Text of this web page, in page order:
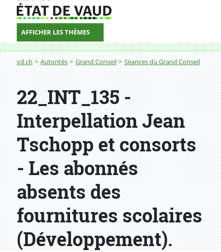
AFFICHER LES THÈMES
Fil d'Ariane
vd.ch Autorités Grand Conseil Séances du Grand Conseil
22_INT_135 -
Interpellation Jean
Tschopp et consorts
- Les abonnés
absents des
fournitures scolaires
(Développement).